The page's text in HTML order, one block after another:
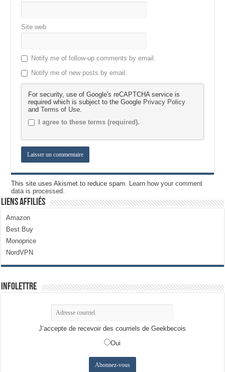
Site web
Notify me of follow-up comments by email.
Notify me of new posts by email.
For security, use of Google's reCAPTCHA service is
required which is subject to the Google Privacy Policy
andTerms of Use
I agree to these terms (required).
This site uses Akismet to reduce spam.
Learn how your comment
data is processed.
Liens Affiliés
Amazon
Best Buy
Monoprice
NordVPN
Infolettre
J’accepte de recevoir des courriels de Geekbecois
Oui